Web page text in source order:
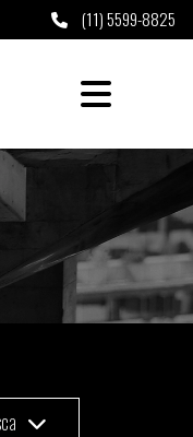
(11) 5599-8825
Conceição -